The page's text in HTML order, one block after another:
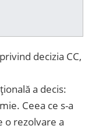
decizia CC,
a decis:
Ceea ce s-a
o rezolvare a